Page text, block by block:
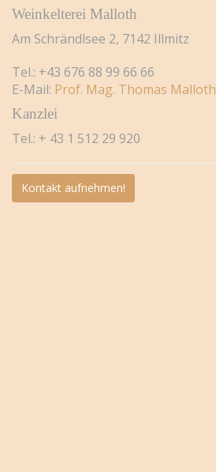
Weinkelterei Malloth
Am Schrändlsee 2, 7142 Illmitz
Tel.: +43 676 88 99 66 66
E-Mail: Prof. Mag. Thomas Malloth
Kanzlei
Tel.: + 43 1 512 29 920
Kontakt aufnehmen!